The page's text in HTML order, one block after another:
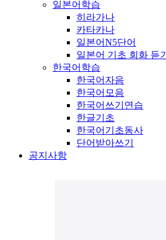
일본어학습
히라가나
카타카나
일본어N5단어
일본어 기초 회화 듣기
한국어학습
한국어자음
한국어모음
한국어쓰기연습
한글기초
한국어기초동사
단어받아쓰기
공지사항